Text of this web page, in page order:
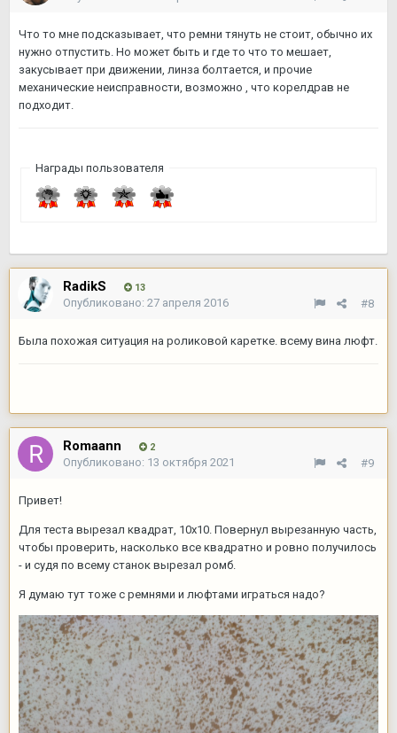
Что то мне подсказывает, что ремни тянуть не стоит, обычно их
нужно отпустить. Но может быть и где то что то мешает,
закусывает при движении, линза болтается, и прочие
механические неисправности, возможно , что корелдрав не
подходит.
Награды пользователя
RadikS 13
#8
Опубликовано: 27 апреля 2016
Была похожая ситуация на роликовой каретке. всему вина люфт.
Romaann 2
#9
Опубликовано: 13 октября 2021
Привет!
Для теста вырезал квадрат, 10х10. Повернул вырезанную часть,
чтобы проверить, насколько все квадратно и ровно получилось
- и судя по всему станок вырезал ромб.
Я думаю тут тоже с ремнями и люфтами играться надо?